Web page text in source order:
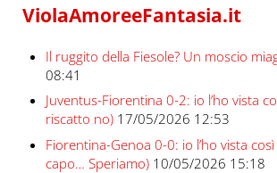
ViolaAmoreeFantasia.it
Il ruggito della Fiesole? Un moscio
08:41
Juventus-Fiorentina 0-2: io l’ho vista
riscatto no) 17/05/2026 12:53
Fiorentina-Genoa 0-0: io l’ho vista
capo… Speriamo) 10/05/2026 15:18